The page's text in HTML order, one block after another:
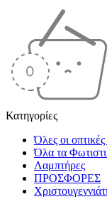
Κατηγορίες
Όλες οι
Όλα τα
Λαμπτήρες
ΠΡΟΣΦΟΡΕΣ